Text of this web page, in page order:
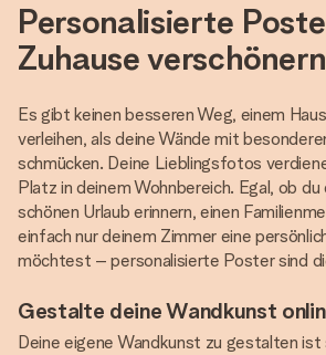
Personalisierte
Zuhause verschönern
Es gibt keinen besseren Weg, einem
verleihen, als deine Wände mit
schmücken. Deine Lieblingsfotos
Platz in deinem Wohnbereich. Egal, ob du
schönen Urlaub erinnern, einen
einfach nur deinem Zimmer eine
möchtest – personalisierte Poster sind
Gestalte deine Wandkunst
Deine eigene Wandkunst zu gestalten ist